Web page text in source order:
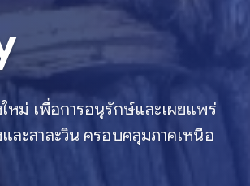
หม่ เพื่อการอนุรักษ์และเผยแพร่
ละสาละวิน ครอบคลุมภาคเหนือ